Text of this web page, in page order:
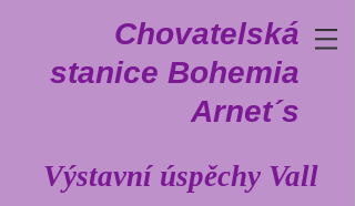
Chovatelská
stanice Bohemia
Arnet´s
Výstavní úspěchy Vall